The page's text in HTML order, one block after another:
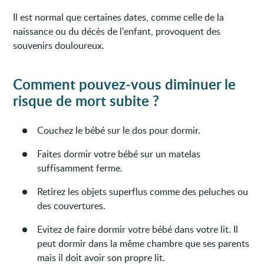
Il est normal que certaines dates, comme celle de la
naissance ou du décès de l'enfant, provoquent des
souvenirs douloureux.
Comment pouvez-vous diminuer le
risque de mort subite ?
Couchez le bébé sur le dos pour dormir.
Faites dormir votre bébé sur un matelas
suffisamment ferme.
Retirez les objets superflus comme des peluches ou
des couvertures.
Evitez de faire dormir votre bébé dans votre lit. Il
peut dormir dans la même chambre que ses parents
mais il doit avoir son propre lit.